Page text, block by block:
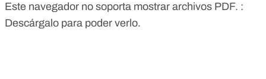
Este navegador no soporta mostrar archivos PDF. :
Descárgalo para poder verlo.